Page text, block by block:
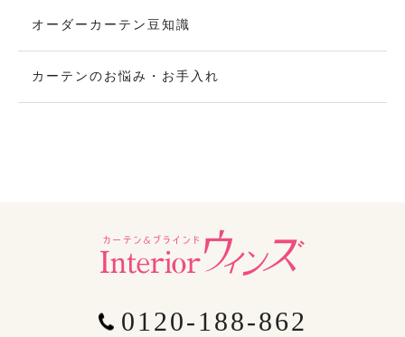
オーダーカーテン豆知識
カーテンのお悩み・お手入れ
0120-188-862